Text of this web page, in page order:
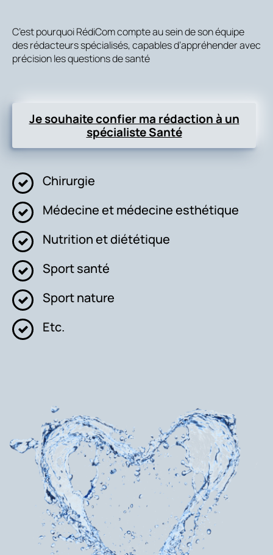
C’est pourquoi RédiCom compte au sein de son équipe
des rédacteurs spécialisés, capables d’appréhender avec
précision les questions de santé
Je souhaite confier ma rédaction à un
spécialiste Santé
Chirurgie
Médecine et médecine esthétique
Nutrition et diététique
Sport santé
Sport nature
Etc.